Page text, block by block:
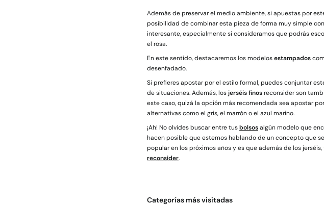
Además de preservar el medio ambiente, si apuestas por
posibilidad de combinar esta pieza de forma muy simple con
interesante, especialmente si consideramos que podrás
el rosa.
En este sentido, destacaremos los modelosestampados
desenfadado.
Si prefieres apostar por el estilo formal, puedes conjuntar
de situaciones. Además, losjerséis finosreconsider son
este caso, quizá la opción más recomendada sea apostar
alternativas como el gris, el marrón o el azul marino.
¡Ah! No olvides buscar entre tusbolsosalgún modelo que
hacen posible que estemos hablando de un concepto que
popular en los próximos años y es que además de los
reconsider.
Categorías más visitadas